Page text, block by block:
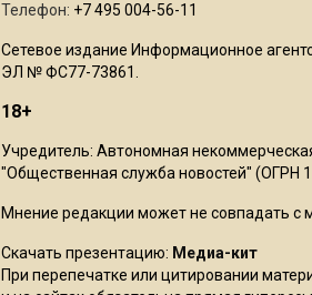
Телефон: +7 495 004-56-11
Сетевое издание Информационное
ЭЛ № ФС77-73861.
18+
Учредитель: Автономная
"Общественная служба новостей" (ОГРН
Мнение редакции может не совпадать с
Скачать презентацию: Медиа-кит
При перепечатке или цитировании